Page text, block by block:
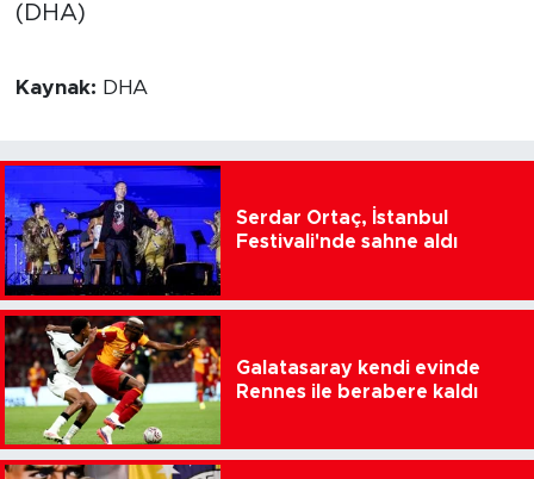
(DHA)
Kaynak: DHA
Serdar Ortaç, İstanbul
Festivali'nde sahne aldı
Galatasaray kendi evinde
Rennes ile berabere kaldı